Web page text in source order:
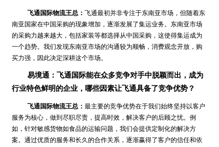
飞通国际物流王总： 飞通最初并非专注于东南亚市场，但随着东
南亚国家在中国采购的现象增加，逐渐发展了集运业务。东南亚市场
的采购力越来越大，包括家装等都选择从中国采购，这使得集运成为
一个趋势。我们发现东南亚市场的沟通较为顺畅，消费观念开放，购
买力强，因此决定深耕这个市场。
易境通：飞通国际能在众多竞争对手中脱颖而出，成为
行业特色鲜明的企业，哪些因素让飞通具备了竞争优势？
飞通国际物流王总： 最主要的竞争优势在于我们始终坚持以客户
服务为核心，做到尽职尽责，提高时效，解决客户的后顾之忧。例
如，针对敏感货物如食品的运输问题，我们会提供定制化的解决方
案。通过优质的服务和长久的合作关系，逐渐赢得了客户的信任和依